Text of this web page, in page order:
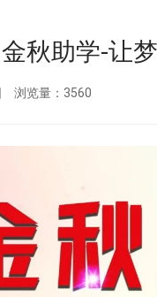
秋助学-让
浏览量：3560